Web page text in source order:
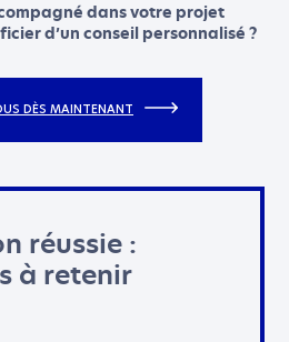
dans votre projet
d’un conseil personnalisé ?
DÈS MAINTENANT
réussie :
à retenir